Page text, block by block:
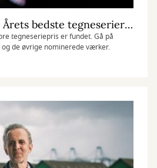
Pingprisen 2026: Årets bedste tegneserier er fundet
tegneseriepris er fundet. Gå på
de øvrige nominerede værker.